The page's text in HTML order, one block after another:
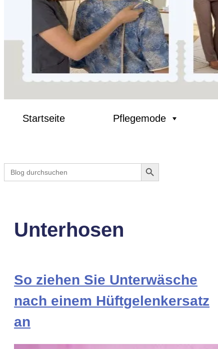
Startseite Pflegemode
Search
for:
Search Button
Unterhosen
So ziehen Sie Unterwäsche
nach einem Hüftgelenkersatz
an